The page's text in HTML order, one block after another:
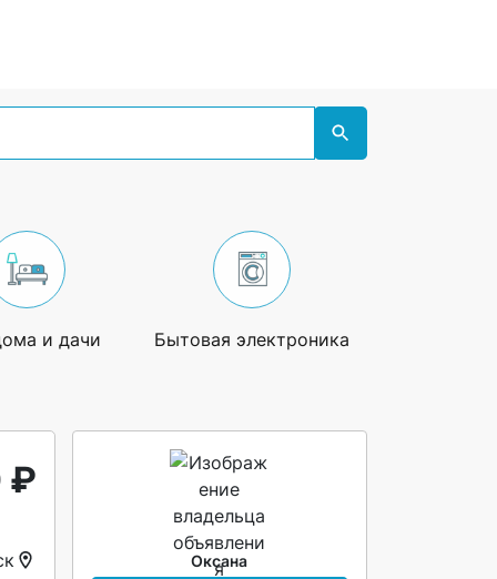
и дачи Бытовая электроника
₽
Оксана